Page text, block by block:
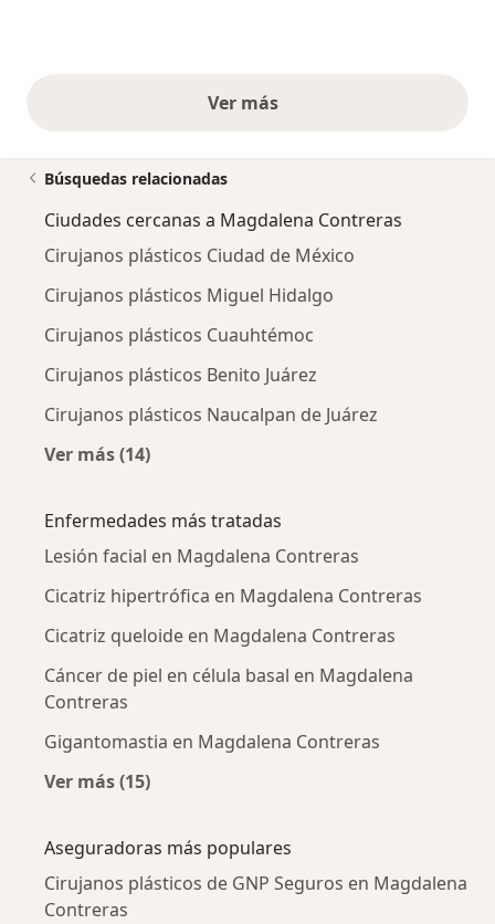
Ver másopiniones anteriores
Búsquedas relacionadas
Ciudades cercanas a Magdalena Contreras
Cirujanos plásticos Ciudad de México
Cirujanos plásticos Miguel Hidalgo
Cirujanos plásticos Cuauhtémoc
Cirujanos plásticos Benito Juárez
Cirujanos plásticos Naucalpan de Juárez
Ver más (14)
Enfermedades más tratadas
Lesión facial en Magdalena Contreras
Cicatriz hipertrófica en Magdalena Contreras
Cicatriz queloide en Magdalena Contreras
Cáncer de piel en célula basal en Magdalena
Contreras
Gigantomastia en Magdalena Contreras
Ver más (15)
Aseguradoras más populares
Cirujanos plásticos de GNP Seguros en Magdalena
Contreras